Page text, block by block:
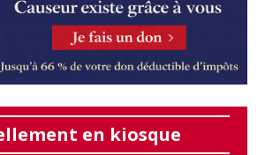
en kiosque